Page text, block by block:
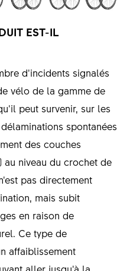
EST-IL
d’incidents signalés
vélo de la gamme de
peut survenir, sur les
spontanées
des couches
au niveau du crochet de
pas directement
mais subit
en raison de
Ce type de
affaiblissement